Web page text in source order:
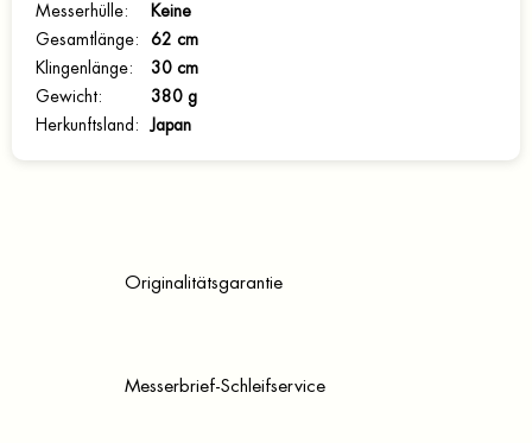
Messerhülle:
Keine
Gesamtlänge:
62 cm
Klingenlänge:
30 cm
Gewicht:
380 g
Herkunftsland : Japan
Originalitätsgarantie
Messerbrief-Schleifservice